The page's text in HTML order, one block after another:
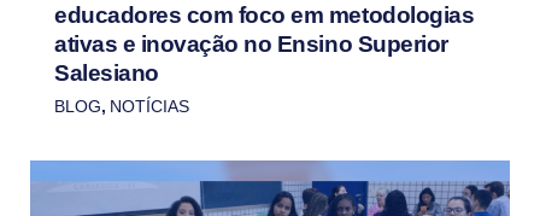
educadores com foco em metodologias
ativas e inovação no Ensino Superior
Salesiano
BLOG, NOTÍCIAS